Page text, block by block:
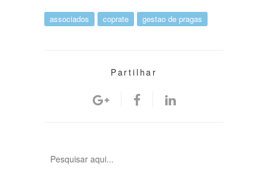
associados coprate gestao de pragas
Partilhar